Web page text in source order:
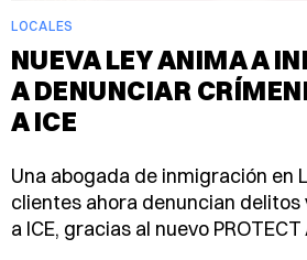
LOCALES
NUEVA LEY ANIMA A
A DENUNCIAR
A ICE
Una abogada de inmigración en
clientes ahora denuncian
a ICE, gracias al nuevo